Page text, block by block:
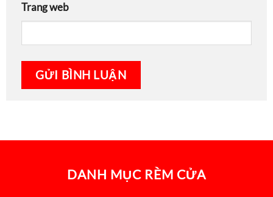
Trang web
DANH MỤC RÈM CỬA